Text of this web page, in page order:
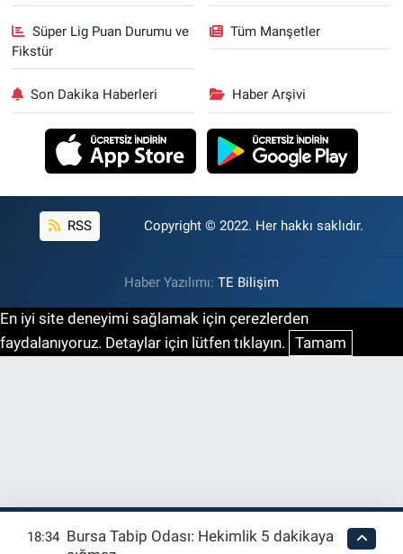
Süper Lig Puan Durumu ve
Fikstür
Tüm Manşetler
Son Dakika Haberleri Haber Arşivi
RSS Copyright © 2022. Her hakkı saklıdır.
Haber Yazılımı: TE Bilişim
En iyi site deneyimi sağlamak için çerezlerden
faydalanıyoruz. Detaylar için lütfen tıklayın. Tamam
18:34 Bursa Tabip Odası: Hekimlik 5 dakikaya